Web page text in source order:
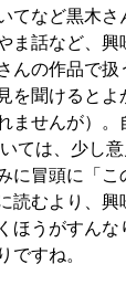
てなど黒木さ
ま話など、興
んの作品で扱
を聞けるとよ
ませんが）。
ては、少し
に冒頭に「こ
読むより、興
ほうがすんな
ですね。